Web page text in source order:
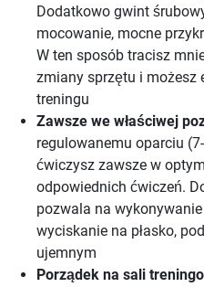
Dodatkowo gwint
mocowanie, mocne
W ten sposób tracisz
zmiany sprzętu i możesz
treningu
Zawsze we właściwej
regulowanemu oparciu
ćwiczysz zawsze w
odpowiednich ćwiczeń.
pozwala na
wyciskanie na płasko,
ujemnym
Porządek na sali